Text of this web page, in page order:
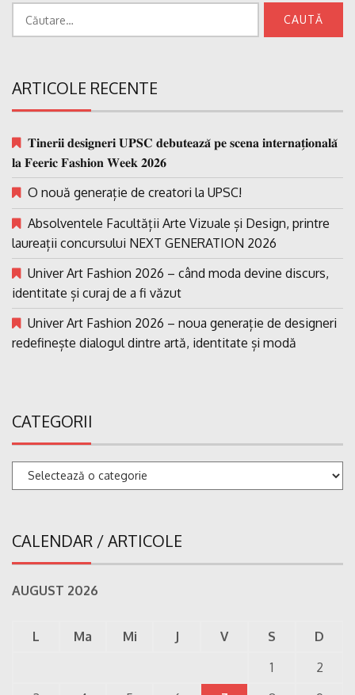
ARTICOLE RECENTE
𝐓𝐢𝐧𝐞𝐫𝐢𝐢 𝐝𝐞𝐬𝐢𝐠𝐧𝐞𝐫𝐢 𝐔𝐏𝐒𝐂 𝐝𝐞𝐛𝐮𝐭𝐞𝐚𝐳𝐚̆ 𝐩𝐞 𝐬𝐜𝐞𝐧𝐚 𝐢𝐧𝐭𝐞𝐫𝐧𝐚𝐭̗𝐢𝐨𝐧𝐚𝐥𝐚̆
𝐥𝐚 𝐅𝐞𝐞𝐫𝐢𝐜 𝐅𝐚𝐬𝐡𝐢𝐨𝐧 𝐖𝐞𝐞𝐤 𝟐𝟎𝟐𝟔
O nouă generație de creatori la UPSC!
Absolventele Facultății Arte Vizuale și Design, printre
laureații concursului NEXT GENERATION 2026
Univer Art Fashion 2026 – când moda devine discurs,
identitate și curaj de a fi văzut
Univer Art Fashion 2026 – noua generație de designeri
redefinește dialogul dintre artă, identitate și modă
CATEGORII
Categorii
CALENDAR / ARTICOLE
AUGUST 2026
L Ma Mi J V S
D
1
2